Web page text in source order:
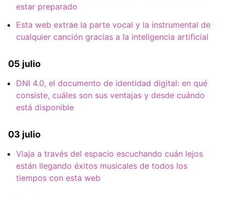
estar preparado
Esta web extrae la parte vocal y la instrumental de
cualquier canción gracias a la inteligencia artificial
05 julio
DNI 4.0, el documento de identidad digital: en qué
consiste, cuáles son sus ventajas y desde cuándo
está disponible
03 julio
Viaja a través del espacio escuchando cuán lejos
están llegando éxitos musicales de todos los
tiempos con esta web